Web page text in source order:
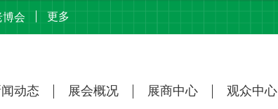
博会 更多
动态 展会概况 展商中心 观众中心